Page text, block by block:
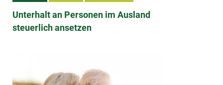
Unterhalt an Personen im Ausland
steuerlich ansetzen